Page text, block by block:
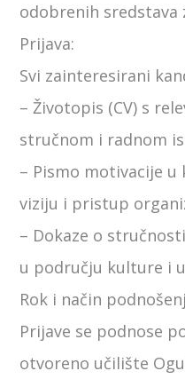
odobrenih sredstava
Prijava:
Svi zainteresirani
– Životopis (CV) s
stručnom i radnom
– Pismo motivacije u
viziju i pristup
– Dokaze o
u području kulture i
Rok i način
Prijave se podnose
otvoreno učilište